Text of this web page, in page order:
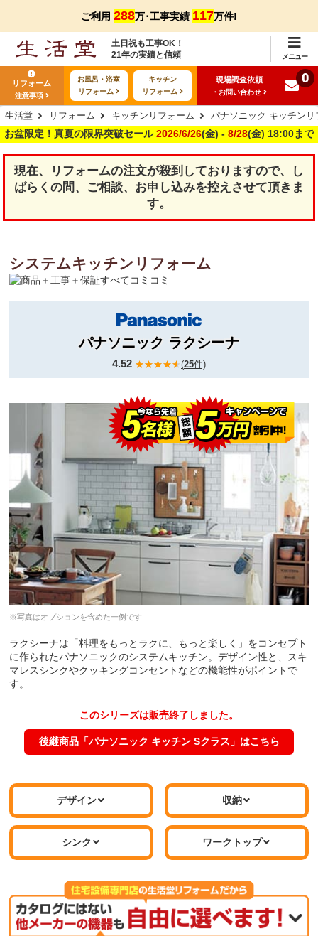
ご利用 288万･工事実績 117万件!
土日祝も工事OK！
21年の実績と信頼
メニュー
リフォーム
注意事項
お風呂・浴室
リフォーム
キッチン
リフォーム
現場調査依頼
・お問い合わせ
0
生活堂 リフォーム キッチンリフォーム パナソニック キッチンリ
お盆限定！真夏の限界突破セール2026/6/26(金) - 8/28(金) 18:00まで
現在、リフォームの注文が殺到しておりますので、し
ばらくの間、ご相談、お申し込みを控えさせて頂きま
す。
システムキッチンリフォーム
パナソニック ラクシーナ
4.52 (25件)
ラクシーナは「料理をもっとラクに、もっと楽しく」をコンセプト
に作られたパナソニックのシステムキッチン。デザイン性と、スキ
マレスシンクやクッキングコンセントなどの機能性がポイントで
す。
このシリーズは販売終了しました。
後継商品「パナソニック キッチン Sクラス」はこちら
デザイン 収納
シンク ワークトップ